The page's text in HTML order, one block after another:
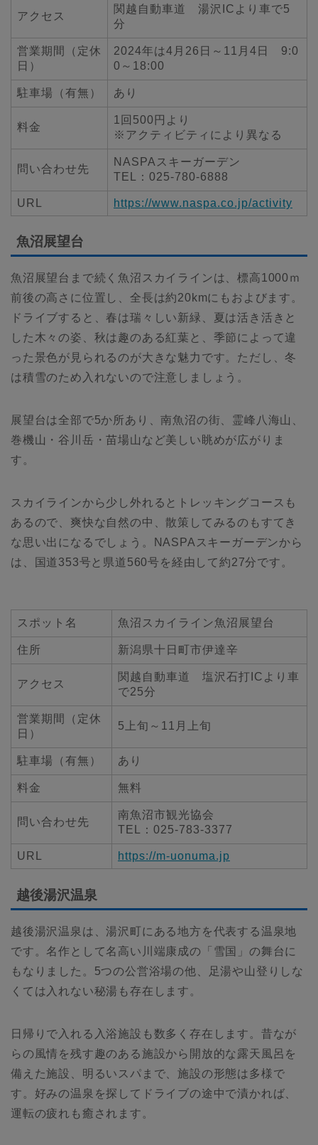
アクセス
関越自動車道 湯沢ICより車で5
分
営業期間（定休
日）
2024年は4月26日～11月4日 9:0
0～18:00
駐車場（有無） あり
料金
1回500円より
※アクティビティにより異なる
問い合わせ先
NASPAスキーガーデン
TEL：025-780-6888
URL https://www.naspa.co.jp/activity
魚沼展望台
魚沼展望台まで続く魚沼スカイラインは、標高1000ｍ
前後の高さに位置し、全長は約20kmにもおよびます。
ドライブすると、春は瑞々しい新緑、夏は活き活きと
した木々の姿、秋は趣のある紅葉と、季節によって違
った景色が見られるのが大きな魅力です。ただし、冬
は積雪のため入れないので注意しましょう。
展望台は全部で5か所あり、南魚沼の街、霊峰八海山、
巻機山・谷川岳・苗場山など美しい眺めが広がりま
す。
スカイラインから少し外れるとトレッキングコースも
あるので、爽快な自然の中、散策してみるのもすてき
な思い出になるでしょう。NASPAスキーガーデンから
は、国道353号と県道560号を経由して約27分です。
スポット名 魚沼スカイライン魚沼展望台
住所 新潟県十日町市伊達辛
アクセス
関越自動車道 塩沢石打ICより車
で25分
営業期間（定休
日）
5上旬～11月上旬
駐車場（有無） あり
料金 無料
問い合わせ先
南魚沼市観光協会
TEL：025-783-3377
URL https://m-uonuma.jp
越後湯沢温泉
越後湯沢温泉は、湯沢町にある地方を代表する温泉地
です。名作として名高い川端康成の「雪国」の舞台に
もなりました。5つの公営浴場の他、足湯や山登りしな
くては入れない秘湯も存在します。
日帰りで入れる入浴施設も数多く存在します。昔なが
らの風情を残す趣のある施設から開放的な露天風呂を
備えた施設、明るいスパまで、施設の形態は多様で
す。好みの温泉を探してドライブの途中で漬かれば、
運転の疲れも癒されます。